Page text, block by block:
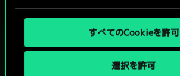
すべてのCookieを許可
選択を許可